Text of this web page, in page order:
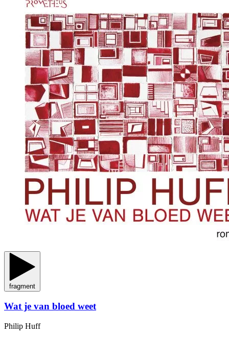
fragment
Wat je van bloed weet
Philip Huff